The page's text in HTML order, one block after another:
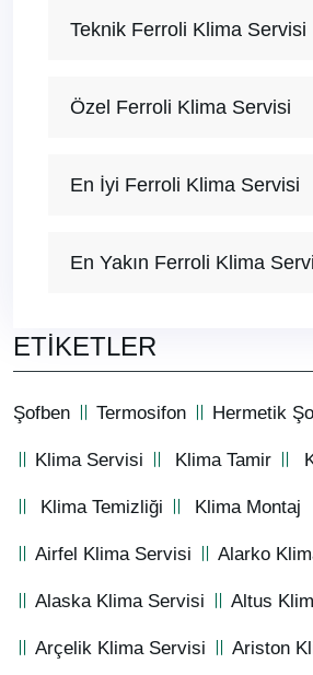
Teknik Ferroli Klima Servisi
Özel Ferroli Klima Servisi
En İyi Ferroli Klima Servisi
En Yakın Ferroli Klima
ETIKETLER
Şofben Termosifon Hermetik
Klima Servisi Klima Tamir
Klima Temizliği Klima Montaj
Airfel Klima Servisi Alarko
Alaska Klima Servisi Altus
Arçelik Klima Servisi Ariston